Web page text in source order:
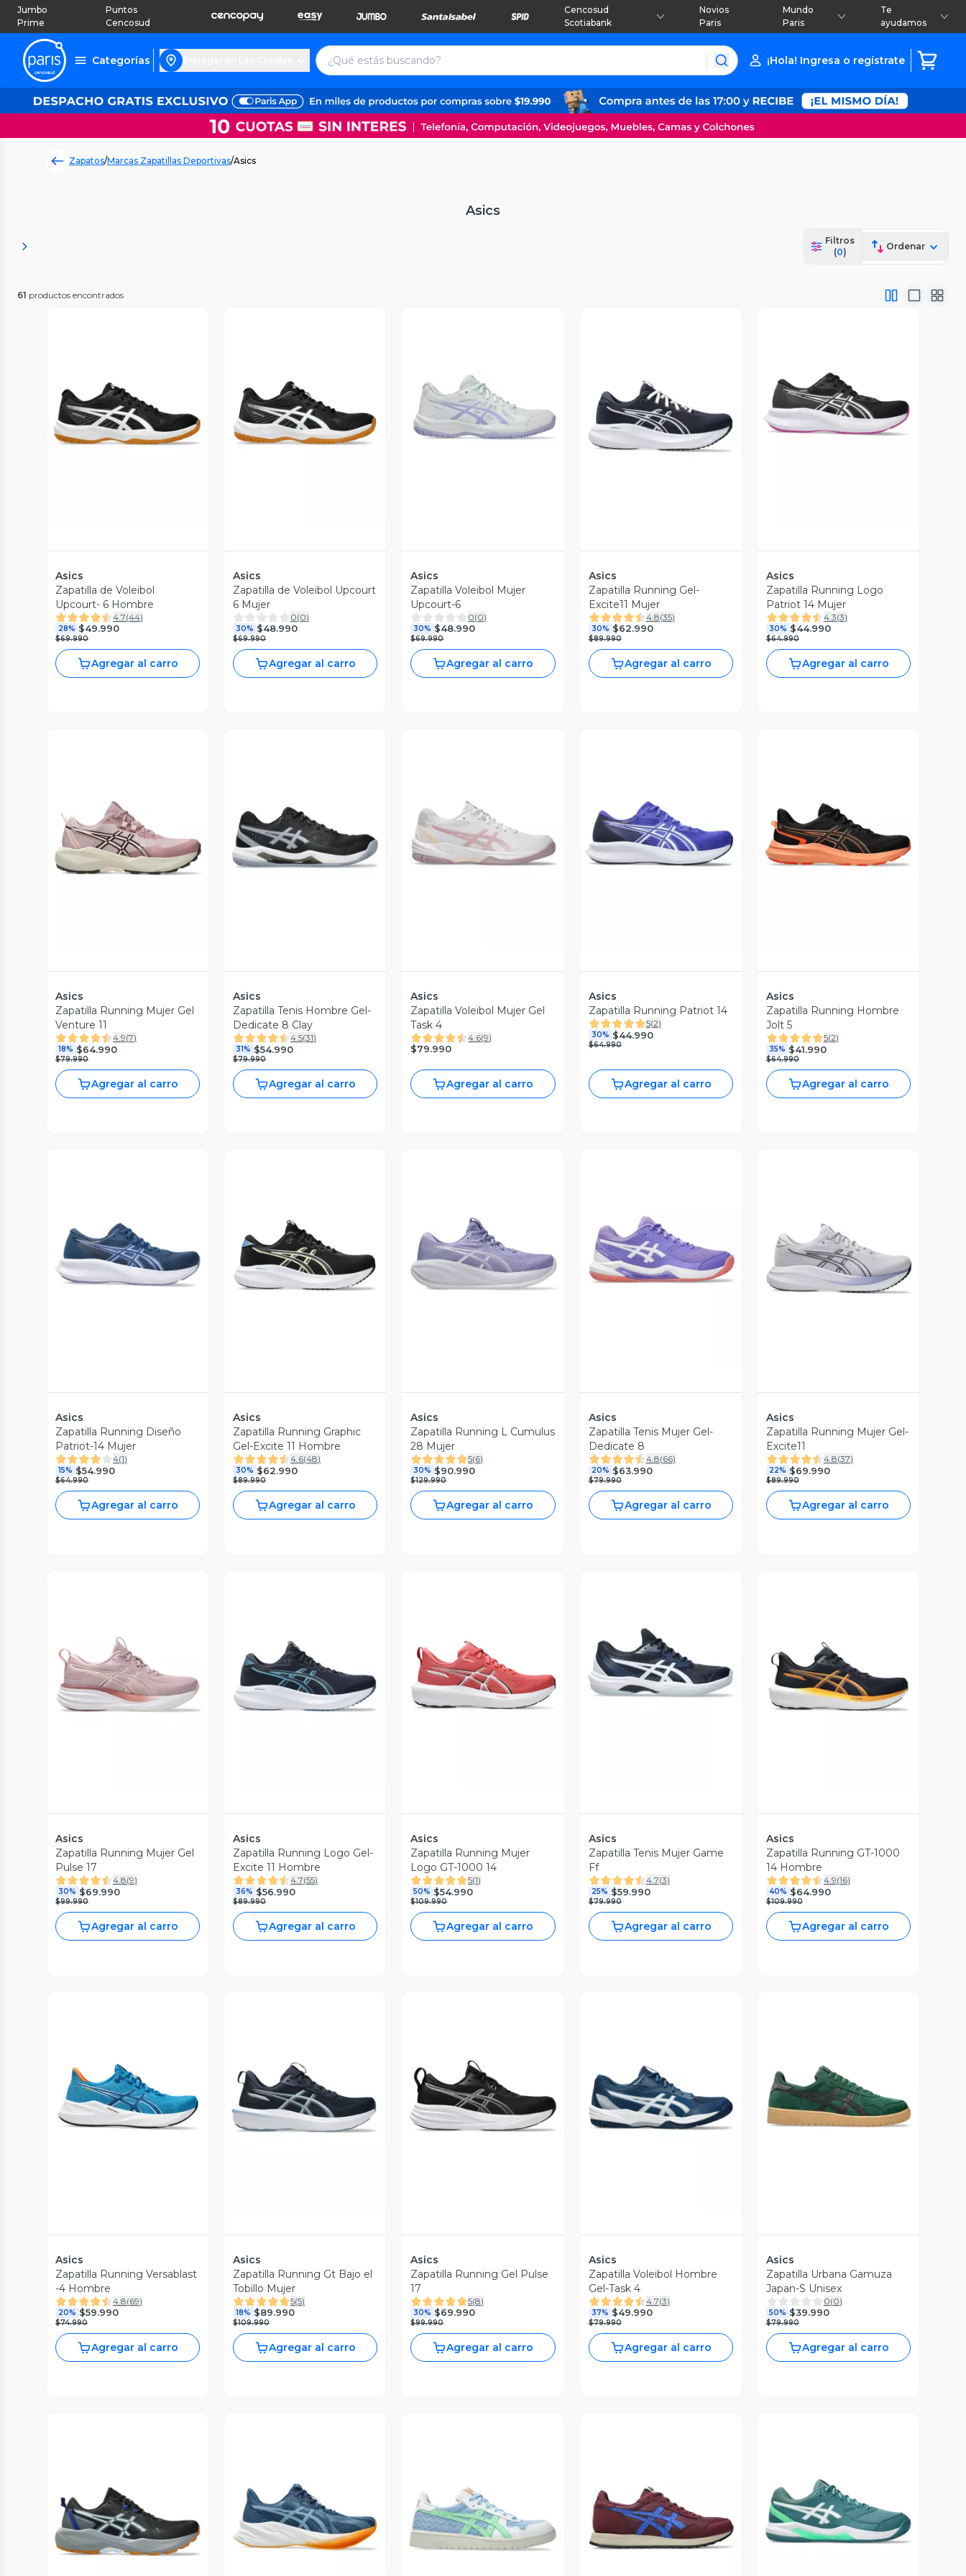
Jumbo
Prime
Puntos
Cencosud
Cencosud
Scotiabank
Novios
Paris
Mundo
Paris
Te
ayudamos
Categorías ¡Hola! Ingresa o regístrate
Zapatos/Marcas Zapatillas Deportivas/Asics
Asics
Filtros
(0)
Ordenar
61 productos encontrados
Vista Previa
Asics
Zapatilla de Voleibol
Upcourt- 6 Hombre
4.7(44)
28% $49.990
$69.990
Agregar al carro
Vista Previa
Asics
Zapatilla de Voleibol Upcourt
6 Mujer
0(0)
30% $48.990
$69.990
Agregar al carro
Vista Previa
Asics
Zapatilla Voleibol Mujer
Upcourt-6
0(0)
30% $48.990
$69.990
Agregar al carro
Vista Previa
Asics
Zapatilla Running Gel-
Excite11 Mujer
4.8(35)
30% $62.990
$89.990
Agregar al carro
Vista Previa
Asics
Zapatilla Running Logo
Patriot 14 Mujer
4.3(3)
30% $44.990
$64.990
Agregar al carro
Vista Previa
Asics
Zapatilla Running Mujer Gel
Venture 11
4.9(7)
18% $64.990
$79.990
Agregar al carro
Vista Previa
Asics
Zapatilla Tenis Hombre Gel-
Dedicate 8 Clay
4.5(31)
31% $54.990
$79.990
Agregar al carro
Vista Previa
Asics
Zapatilla Voleibol Mujer Gel
Task 4
4.6(9)
$79.990
Agregar al carro
Vista Previa
Asics
Zapatilla Running Patriot 14
5(2)
30% $44.990
$64.990
Agregar al carro
Vista Previa
Asics
Zapatilla Running Hombre
Jolt 5
5(2)
35% $41.990
$64.990
Agregar al carro
Vista Previa
Asics
Zapatilla Running Diseño
Patriot-14 Mujer
4(1)
15% $54.990
$64.990
Agregar al carro
Vista Previa
Asics
Zapatilla Running Graphic
Gel-Excite 11 Hombre
4.6(48)
30% $62.990
$89.990
Agregar al carro
Vista Previa
Asics
Zapatilla Running L Cumulus
28 Mujer
5(6)
30% $90.990
$129.990
Agregar al carro
Vista Previa
Asics
Zapatilla Tenis Mujer Gel-
Dedicate 8
4.8(66)
20% $63.990
$79.990
Agregar al carro
Vista Previa
Asics
Zapatilla Running Mujer Gel-
Excite11
4.8(37)
22% $69.990
$89.990
Agregar al carro
Vista Previa
Asics
Zapatilla Running Mujer Gel
Pulse 17
4.8(9)
30% $69.990
$99.990
Agregar al carro
Vista Previa
Asics
Zapatilla Running Logo Gel-
Excite 11 Hombre
4.7(55)
36% $56.990
$89.990
Agregar al carro
Vista Previa
Asics
Zapatilla Running Mujer
Logo GT-1000 14
5(1)
50% $54.990
$109.990
Agregar al carro
Vista Previa
Asics
Zapatilla Tenis Mujer Game
Ff
4.7(3)
25% $59.990
$79.990
Agregar al carro
Vista Previa
Asics
Zapatilla Running GT-1000
14 Hombre
4.9(16)
40% $64.990
$109.990
Agregar al carro
Vista Previa
Asics
Zapatilla Running Versablast
-4 Hombre
4.8(69)
20% $59.990
$74.990
Agregar al carro
Vista Previa
Asics
Zapatilla Running Gt Bajo el
Tobillo Mujer
5(5)
18% $89.990
$109.990
Agregar al carro
Vista Previa
Asics
Zapatilla Running Gel Pulse
17
5(8)
30% $69.990
$99.990
Agregar al carro
Vista Previa
Asics
Zapatilla Voleibol Hombre
Gel-Task 4
4.7(3)
37% $49.990
$79.990
Agregar al carro
Vista Previa
Asics
Zapatilla Urbana Gamuza
Japan-S Unisex
0(0)
50% $39.990
$79.990
Agregar al carro
Vista Previa Vista Previa Vista Previa Vista Previa Vista Previa